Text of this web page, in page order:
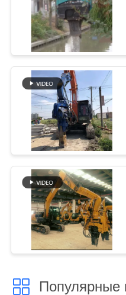
PRIVACY
POLICY
Популярные